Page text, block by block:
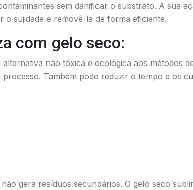
sem danificar o substrato. A sua
sujidade e removê-la de forma eficiente.
com gelo seco:
não tóxica e ecológica aos métodos
Também pode reduzir o tempo e os
gera resíduos secundários. O gelo seco